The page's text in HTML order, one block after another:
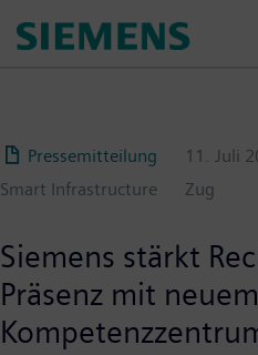
para
Pressemitteilung
11. Juli
Smart Infrastructure
Zug
Siemens stärkt
Präsenz mit neuem